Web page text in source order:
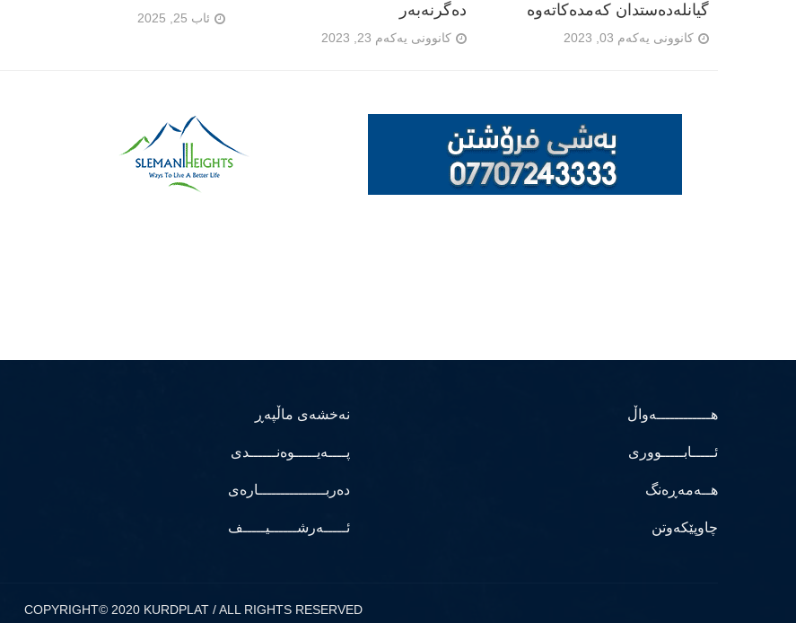
ئاب 25, 2025
دەگرنەبەر
کانوونی یەکەم 23, 2023
گیانلەدەستدان کەمدەکاتەوە
کانوونی یەکەم 03, 2023
هــــــــــــەواڵ
ئـــــابـــــووری
هــەمەڕەنگ
چاوپێکەوتن
نەخشەی ماڵپەڕ
پــــەیـــــوەنــــــدی
دەربـــــــــــــــارەی
ئـــــەرشــــــیـــــف
COPYRIGHT© 2020 KURDPLAT / ALL RIGHTS RESERVED